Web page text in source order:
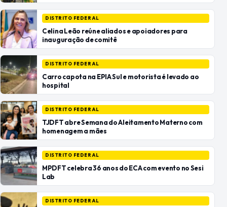
DISTRITO FEDERAL
Celina Leão reúne aliados e apoiadores para
inauguração de comitê
DISTRITO FEDERAL
Carro capota na EPIA Sul e motorista é levado ao
hospital
DISTRITO FEDERAL
TJDFT abre Semana do Aleitamento Materno com
homenagem a mães
DISTRITO FEDERAL
MPDFT celebra 36 anos do ECA com evento no Sesi
Lab
DISTRITO FEDERAL